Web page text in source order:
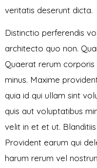
veritatis deserunt dicta.
Distinctio perferendis
architecto quo non.
Quaerat rerum
minus. Maxime
quia id qui ullam sint
quis aut voluptatibus
velit in et et ut.
Provident earum qui
harum rerum vel